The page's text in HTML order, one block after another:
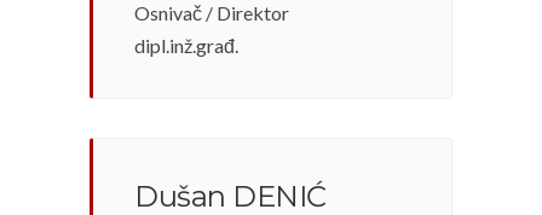
Osnivač / Direktor
dipl.inž.građ.
Dušan DENIĆ